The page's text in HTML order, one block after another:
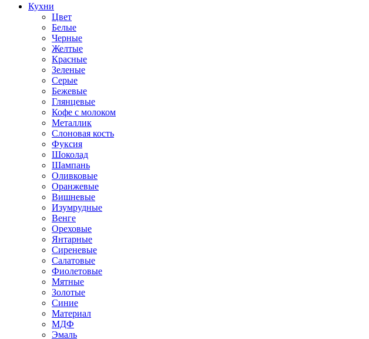
Кухни
Цвет
Белые
Черные
Желтые
Красные
Зеленые
Серые
Бежевые
Глянцевые
Кофе с молоком
Металлик
Слоновая кость
Фуксия
Шоколад
Шампань
Оливковые
Оранжевые
Вишневые
Изумрудные
Венге
Ореховые
Янтарные
Сиреневые
Салатовые
Фиолетовые
Мятные
Золотые
Синие
Материал
МДФ
Эмаль